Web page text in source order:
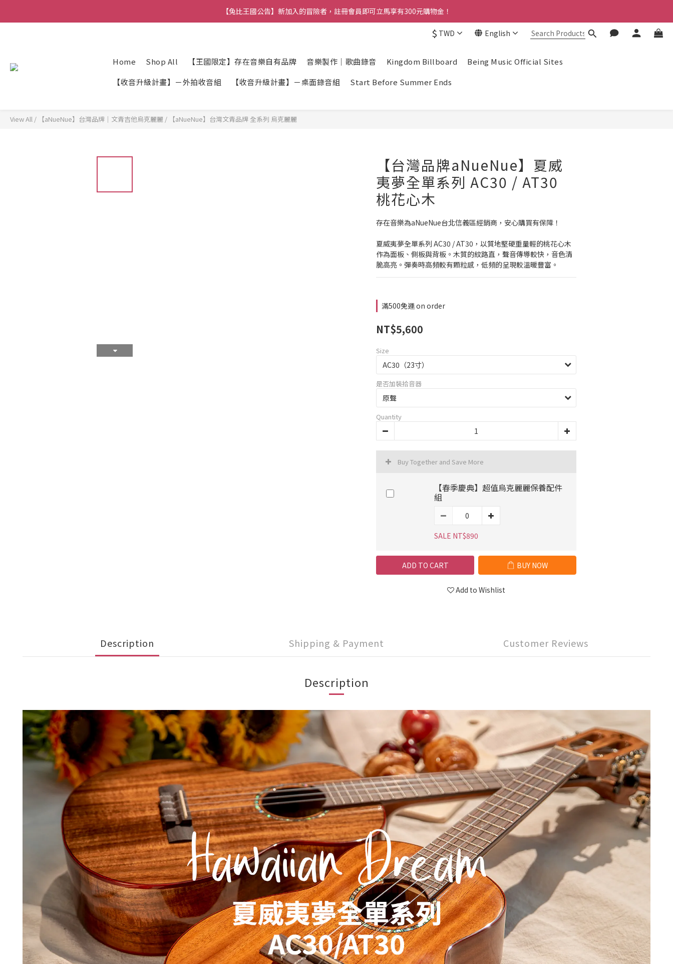
【兔比王國公告】新加入的冒險者，註冊會員即可立馬享有300元購物金！
【兔比王國公告】新加入的冒險者，註冊會員即可立馬享有300元購物金！
【兔比王國公告】新加入的冒險者，註冊會員即可立馬享有300元購物金！
$ TWD English
Home Shop All 【王國限定】存在音樂自有品牌 音樂製作｜歌曲錄音 Kingdom Billboard
Being Music Official Sites
【收音升級計畫】－外拍收音組
【收音升級計畫】－桌面錄音組 Start Before Summer Ends
View All / 【aNueNue】台灣品牌｜文青吉他烏克麗麗 / 【aNueNue】台灣文青品牌 全系列 烏克麗麗
【台灣品牌aNueNue】夏威
夷夢全單系列 AC30 / AT30
桃花心木
存在音樂為aNueNue台北信義區經銷商，安心購買有保障！
夏威夷夢全單系列 AC30 / AT30，以質地堅硬重量輕的桃花心木
作為面板、側板與背板。木質的紋路直，聲音傳導較快，音色清
脆高亮。彈奏時高頻較有顆粒感，低頻的呈現較溫暖豐富。
滿500免運 on order
NT$5,600
Size
是否加裝拾音器
Quantity
Buy Together and Save More
【春季慶典】超值烏克麗麗保養配件
組
SALE NT$890
ADD TO CART BUY NOW
Add to Wishlist
Description Shipping & Payment Customer Reviews
Description